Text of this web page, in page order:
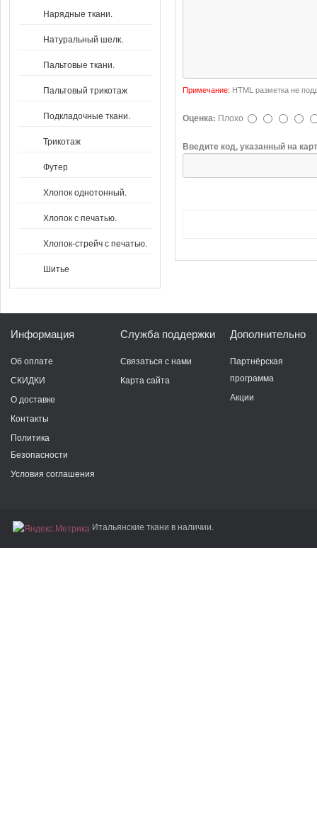
Нарядные ткани.
Натуральный шелк.
Пальтовые ткани.
Пальтовый трикотаж
Подкладочные ткани.
Трикотаж
Футер
Хлопок однотонный.
Хлопок с печатью.
Хлопок-стрейч с печатью.
Шитье
Примечание: HTML разметка не
Оценка: Плохо
Введите код, указанный на
Информация
Об оплате
СКИДКИ
О доставке
Контакты
Политика
Безопасности
Условия соглашения
Служба поддержки
Связаться с нами
Карта сайта
Дополнительно
Партнёрская
программа
Акции
Итальянские ткани в наличии.